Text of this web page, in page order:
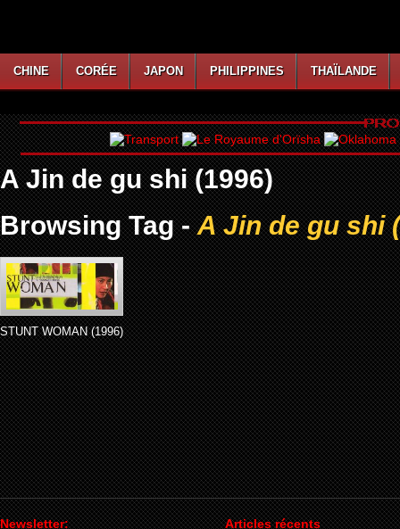
CHINE CORÉE JAPON PHILIPPINES THAÏLANDE
A Jin de gu shi (1996)
Browsing Tag -A Jin de gu shi
STUNT WOMAN (1996)
Newsletter: Articles récents